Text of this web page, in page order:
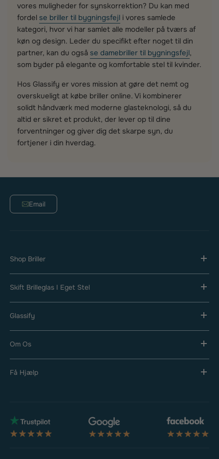
vores muligheder for synskorrektion? Du kan med
fordel se briller til bygningsfejl i vores samlede
kategori, hvor vi har samlet alle modeller på tværs af
køn og design. Leder du specifikt efter noget til din
partner, kan du også se damebriller til bygningsfejl,
som byder på elegante og komfortable stel til kvinder.
Hos Glassify er vores mission at gøre det nemt og
overskueligt at købe briller online. Vi kombinerer
solidt håndværk med moderne glasteknologi, så du
altid er sikret et produkt, der lever op til dine
forventninger og giver dig det skarpe syn, du
fortjener i din hverdag.
Email
Shop Briller
Skift Brilleglas I Eget Stel
Glassify
Om Os
Få Hjælp